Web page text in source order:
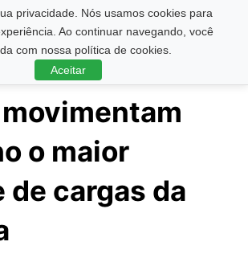
privacidade. Nós usamos cookies para
Ao continuar navegando, você
com nossa política de cookies.
Aceitar
o maior
de cargas da